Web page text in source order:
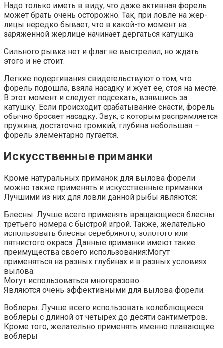
Надо только иметь в виду, что даже активная форель
может брать очень осторожно. Так, при ловле на жер­
лицы нередко бывает, что в какой-то мо­мент на
заряженной жерлице начинает дергаться катушка
Сильного рывка нет и флаг не выстрелил, но ждать
этого и не стоит.
Легкие подергивания свидетель­ствуют о том, что
форель подошла, взяла насадку и жует ее, стоя на месте.
В этот момент и следует подсекать, взявшись за
катушку. Если происходит срабатывание снасти, форель
обычно бросает насадку. Звук, с которым распрямляется
пружина, достаточно громкий, глубина небольшая –
форель элементарно пугается.
Искусственные приманки
Кроме натуральных приманок для вылова форели
можно также применять и искусственные приманки.
Лучшими из них для ловли данной рыбы являются:
Блесны. Лучше всего применять вращающиеся блесны
третьего номера с быстрой игрой. Также, желательно
использовать блесны серебряного, золотого или
пятнистого окраса. Данные приманки имеют такие
преимущества своего использования:Могут
применяться на разных глубинах и в разных условиях
вылова.
Могут использоваться многоразово.
Являются очень эффективными для вылова форели.
Воблеры. Лучше всего использовать колеблющиеся
воблеры с длиной от четырех до десяти сантиметров.
Кроме того, желательно применять именно плавающие
воблеры